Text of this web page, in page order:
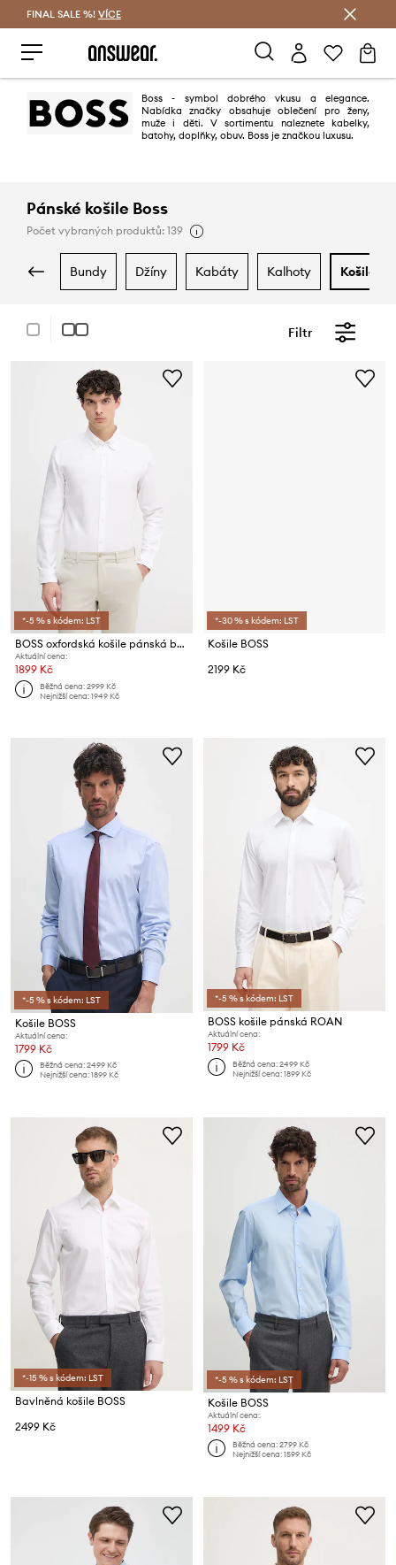
FINAL SALE %! VÍCE
Boss - symbol dobrého vkusu a elegance.
Nabídka značky obsahuje oblečení pro ženy,
muže i děti. V sortimentu naleznete kabelky,
batohy, doplňky, obuv. Boss je značkou luxusu.
Pánské košile Boss
Počet vybraných produktů: 139
bundy džíny kabáty kalhoty košile
Filtr
*-5 % s kódem: LST
BOSS oxfordská košile pánská bavlněná ROAN
Aktuální cena:
1899 Kč
Běžná cena:2999 Kč
Nejnižší cena:1949 Kč
*-30 % s kódem: LST
Košile BOSS
2199 Kč
*-5 % s kódem: LST
Košile BOSS
Aktuální cena:
1799 Kč
Běžná cena:2499 Kč
Nejnižší cena:1899 Kč
*-5 % s kódem: LST
BOSS košile pánská ROAN
Aktuální cena:
1799 Kč
Běžná cena:2499 Kč
Nejnižší cena:1899 Kč
*-15 % s kódem: LST
Bavlněná košile BOSS
2499 Kč
*-5 % s kódem: LST
Košile BOSS
Aktuální cena:
1499 Kč
Běžná cena:2799 Kč
Nejnižší cena:1599 Kč